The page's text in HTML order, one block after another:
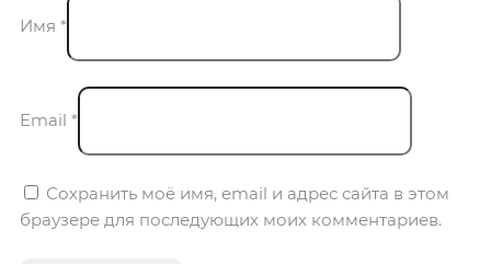
Имя *
Email *
Сохранить моё имя, email и адрес сайта в этом
браузере для последующих моих комментариев.